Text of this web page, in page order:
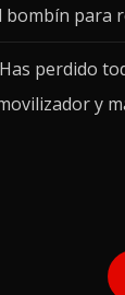
bombín
perdido
y